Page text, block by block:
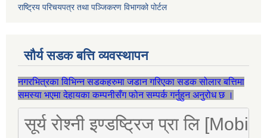
राष्ट्रिय परिचयपत्र तथा पञ्जिकरण विभागको पोर्टल
सौर्य सडक बत्ति व्यवस्थापन
नगरभित्रका विभिन्न सडकहरुमा जडान गरिएका सडक सोलार बत्तिमा
समस्या भएमा देहायका कम्पनीसँग फोन सम्पर्क गर्नुहुन अनुरोध छ ।
सूर्य रोश्नी इण्डष्ट्रिज प्रा लि